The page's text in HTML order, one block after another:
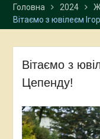
Головна 2024
Вітаємо з ювілеєм
Вітаємо з
Цепенду!